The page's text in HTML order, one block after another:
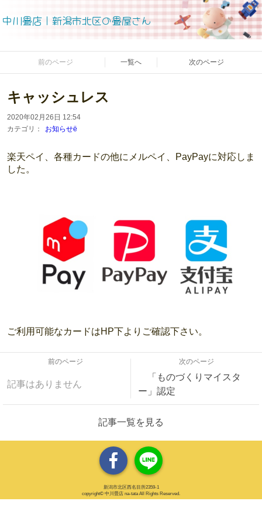
中川畳店｜新潟市北区の畳屋さん
前のページ 一覧へ 次のページ
キャッシュレス
2020年02月26日 12:54
カテゴリ：
お知らせё
楽天ペイ、各種カードの他にメルペイ、PayPayに対応しま
した。
ご利用可能なカードはHP下よりご確認下さい。
前のページ
記事はありません
次のページ
「ものづくりマイスタ
ー」認定
記事一覧を見る
新潟市北区西名目所2359-1
copyright© 中川畳店 na-tata All Rights Reserved.